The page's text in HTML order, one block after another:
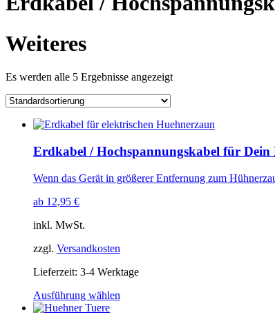
Weiteres
Es werden alle 5 Ergebnisse angezeigt
Erdkabel / Hochspannungskabel für
Wenn das Gerät in größerer Entfernung zum
ab 12,95 €
inkl. MwSt.
zzgl. Versandkosten
Lieferzeit: 3-4 Werktage
Ausführung wählen